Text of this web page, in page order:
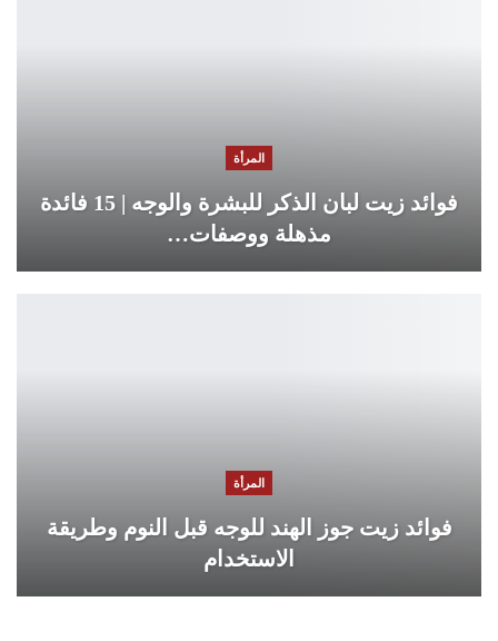
المرأة
فوائد زيت لبان الذكر للبشرة والوجه | 15 فائدة
مذهلة ووصفات…
المرأة
فوائد زيت جوز الهند للوجه قبل النوم وطريقة
الاستخدام